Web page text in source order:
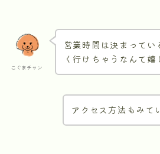
こぐまチャン
営業時間は決まってい
く行けちゃうなんて嬉
アクセス方法もみて